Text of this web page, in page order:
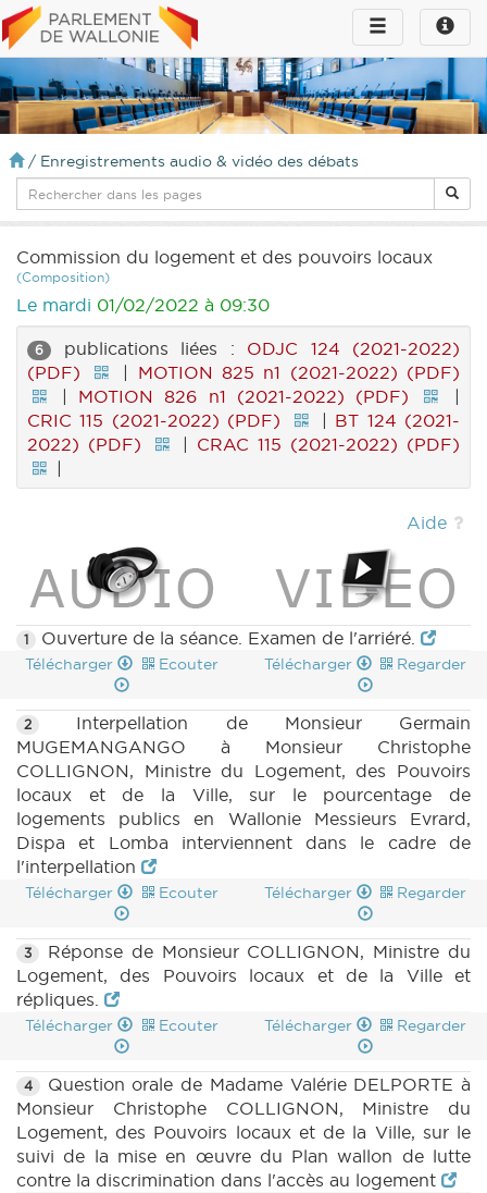
Toggle
infos
Toggle
navigation
/ Enregistrements audio & vidéo des débats
Commission du logement et des pouvoirs locaux
(Composition)
Le mardi 01/02/2022 à 09:30
6 publications liées : ODJC 124 (2021-2022)
(PDF)
| MOTION 825 n1 (2021-2022) (PDF)
| MOTION 826 n1 (2021-2022) (PDF)
|
CRIC 115 (2021-2022) (PDF)
| BT 124 (2021-
2022) (PDF)
| CRAC 115 (2021-2022) (PDF)
|
Aide
1 Ouverture de la séance. Examen de l'arriéré.
Télécharger Ecouter Télécharger Regarder
2
Interpellation de Monsieur Germain
MUGEMANGANGO à Monsieur Christophe
COLLIGNON, Ministre du Logement, des Pouvoirs
locaux et de la Ville, sur le pourcentage de
logements publics en Wallonie Messieurs Evrard,
Dispa et Lomba interviennent dans le cadre de
l'interpellation
Télécharger Ecouter Télécharger Regarder
3
Réponse de Monsieur COLLIGNON, Ministre du
Logement, des Pouvoirs locaux et de la Ville et
répliques.
Télécharger Ecouter Télécharger Regarder
4
Question orale de Madame Valérie DELPORTE à
Monsieur Christophe COLLIGNON, Ministre du
Logement, des Pouvoirs locaux et de la Ville, sur le
suivi de la mise en œuvre du Plan wallon de lutte
contre la discrimination dans l'accès au logement